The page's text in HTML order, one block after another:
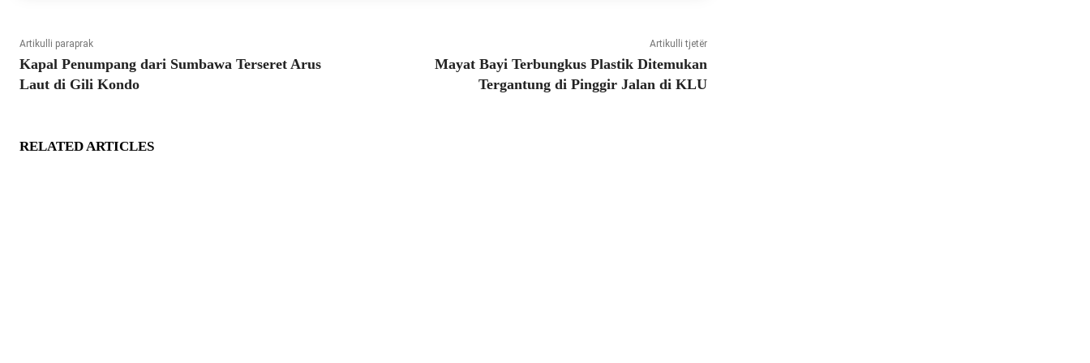
Artikulli paraprak
Kapal Penumpang dari Sumbawa Terseret Arus
Laut di Gili Kondo
Artikulli tjetër
Mayat Bayi Terbungkus Plastik Ditemukan
Tergantung di Pinggir Jalan di KLU
RELATED ARTICLES